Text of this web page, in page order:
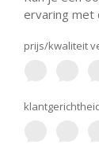
ervaring met
prijs/kwaliteit